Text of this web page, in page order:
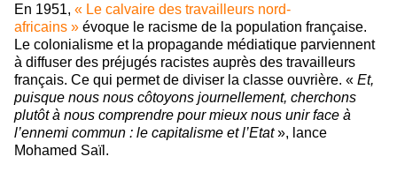
En 1951, « Le calvaire des travailleurs nord-
africains » évoque le racisme de la population française.
Le colonialisme et la propagande médiatique parviennent
à diffuser des préjugés racistes auprès des travailleurs
français. Ce qui permet de diviser la classe ouvrière. « Et,
puisque nous nous côtoyons journellement, cherchons
plutôt à nous comprendre pour mieux nous unir face à
l’ennemi commun : le capitalisme et l’Etat», lance
Mohamed Saïl.